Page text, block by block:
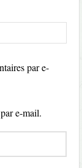
par e-
e-mail.